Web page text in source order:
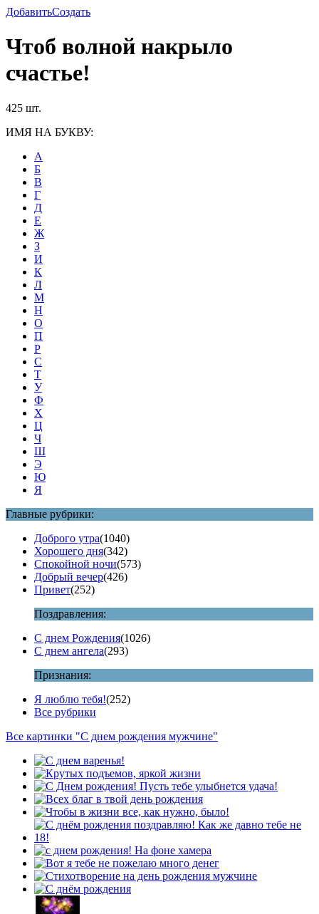
ДобавитьСоздать
Чтоб волной накрыло
счастье!
425 шт.
ИМЯ НА БУКВУ:
А
Б
В
Г
Д
Е
Ж
З
И
К
Л
М
Н
О
П
Р
С
Т
У
Ф
Х
Ц
Ч
Ш
Э
Ю
Я
Главные рубрики:
Доброго утра(1040)
Хорошего дня(342)
Спокойной ночи(573)
Добрый вечер(426)
Привет(252)
Поздравления:
С днем Рождения(1026)
С днем ангела(293)
Признания:
Я люблю тебя!(252)
Все рубрики
Все картинки "С днем рождения мужчине"